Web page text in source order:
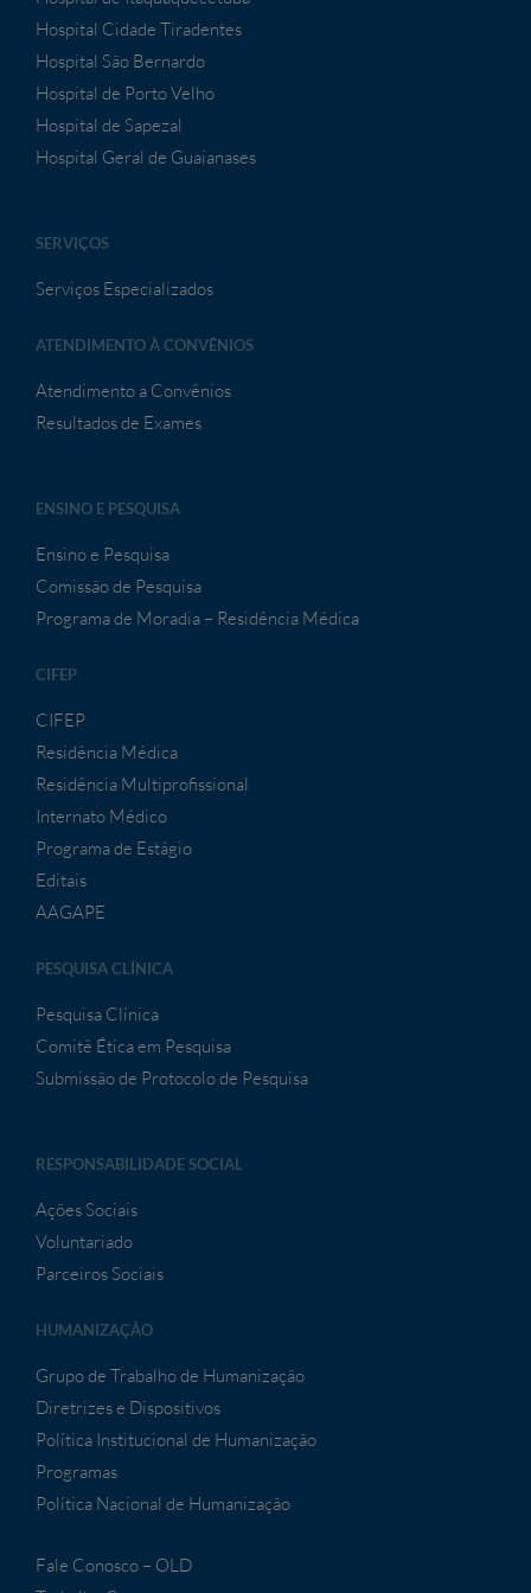
Hospital Cidade Tiradentes
Hospital São Bernardo
Hospital de Porto Velho
Hospital de Sapezal
Hospital Geral de Guaianases
SERVIÇOS
Serviços Especializados
ATENDIMENTO À CONVÊNIOS
Atendimento a Convênios
Resultados de Exames
ENSINO E PESQUISA
Ensino e Pesquisa
Comissão de Pesquisa
Programa de Moradia – Residência Médica
CIFEP
CIFEP
Residência Médica
Residência Multiprofissional
Internato Médico
Programa de Estágio
Editais
AAGAPE
PESQUISA CLÍNICA
Pesquisa Clínica
Comitê Ética em Pesquisa
Submissão de Protocolo de Pesquisa
RESPONSABILIDADE SOCIAL
Ações Sociais
Voluntariado
Parceiros Sociais
HUMANIZAÇÃO
Grupo de Trabalho de Humanização
Diretrizes e Dispositivos
Política Institucional de Humanização
Programas
Política Nacional de Humanização
Fale Conosco – OLD